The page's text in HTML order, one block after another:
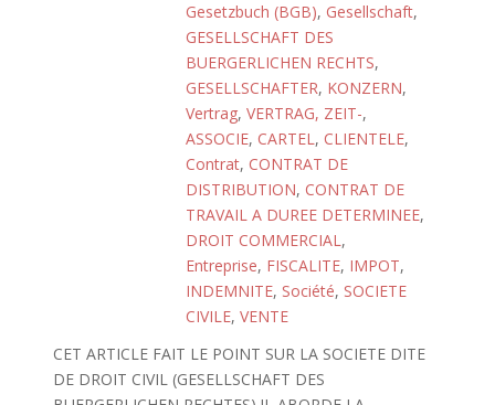
Gesetzbuch (BGB), Gesellschaft,
GESELLSCHAFT DES
BUERGERLICHEN RECHTS,
GESELLSCHAFTER, KONZERN,
Vertrag, VERTRAG, ZEIT-,
ASSOCIE, CARTEL, CLIENTELE,
Contrat, CONTRAT DE
DISTRIBUTION, CONTRAT DE
TRAVAIL A DUREE DETERMINEE,
DROIT COMMERCIAL,
Entreprise, FISCALITE, IMPOT,
INDEMNITE, Société, SOCIETE
CIVILE, VENTE
CET ARTICLE FAIT LE POINT SUR LA SOCIETE DITE
DE DROIT CIVIL (GESELLSCHAFT DES